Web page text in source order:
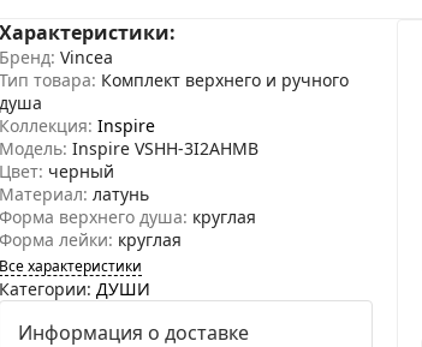
Характеристики:
Бренд: Vincea
Тип товара: Комплект верхнего и ручного
душа
Коллекция: Inspire
Модель: Inspire VSHH-3I2AHMB
Цвет: черный
Материал: латунь
Форма верхнего душа: круглая
Форма лейки: круглая
Все характеристики
Категории: ДУШИ
Информация о доставке